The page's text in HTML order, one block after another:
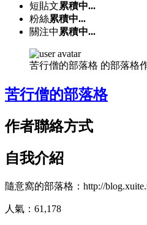
短貼文累積中...
粉絲累積中...
關注中 累積中...
苦行僧的部落格 的部落格
苦行僧的部落格
作者聯絡方式
自我介紹
隨意窩的部落格：http://
人氣： 61,178